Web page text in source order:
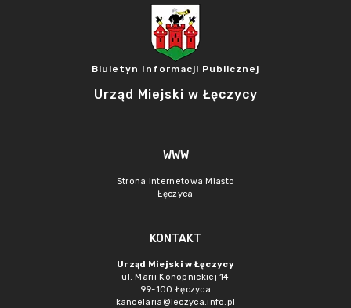
Biuletyn Informacji Publicznej
Urząd Miejski w Łęczycy
WWW
Strona Internetowa Miasto
Łęczyca
KONTAKT
Urząd Miejski w Łęczycy
ul. Marii Konopnickiej 14
99-100 Łęczyca
kancelaria@leczyca.info.pl